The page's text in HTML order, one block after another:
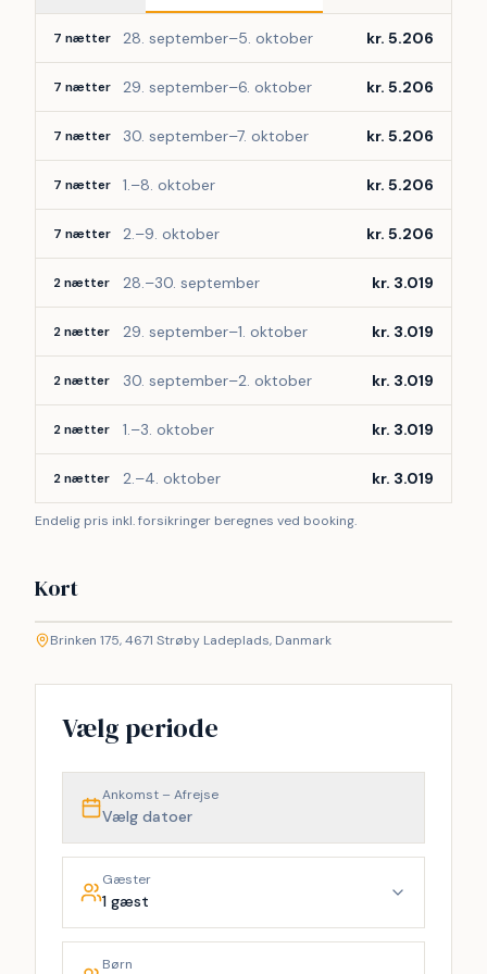
7 nætter 28. september–5. oktober kr. 5.206
7 nætter 29. september–6. oktober kr. 5.206
7 nætter 30. september–7. oktober kr. 5.206
7 nætter 1.–8. oktober kr. 5.206
7 nætter 2.–9. oktober kr. 5.206
2 nætter 28.–30. september kr. 3.019
2 nætter 29. september–1. oktober kr. 3.019
2 nætter 30. september–2. oktober kr. 3.019
2 nætter 1.–3. oktober kr. 3.019
2 nætter 2.–4. oktober kr. 3.019
Endelig pris inkl. forsikringer beregnes ved booking.
Kort
+
−
Brinken 175, 4671 Strøby Ladeplads, Danmark
Vælg periode
Ankomst – Afrejse
Vælg datoer
Gæster
1 gæst
Børn